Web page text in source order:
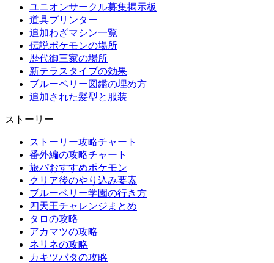
ユニオンサークル募集掲示板
道具プリンター
追加わざマシン一覧
伝説ポケモンの場所
歴代御三家の場所
新テラスタイプの効果
ブルーベリー図鑑の埋め方
追加された髪型と服装
ストーリー
ストーリー攻略チャート
番外編の攻略チャート
旅パおすすめポケモン
クリア後のやり込み要素
ブルーベリー学園の行き方
四天王チャレンジまとめ
タロの攻略
アカマツの攻略
ネリネの攻略
カキツバタの攻略